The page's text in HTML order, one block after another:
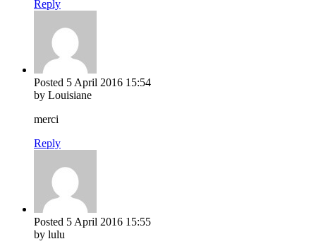
Reply
Posted 5 April 2016 15:54
by Louisiane
merci
Reply
Posted 5 April 2016 15:55
by lulu